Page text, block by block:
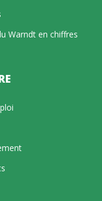
Warndt en chiffres